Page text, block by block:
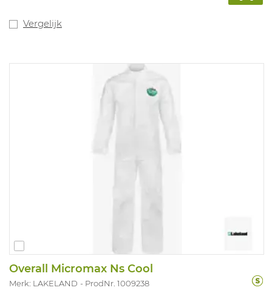
Vergelijk
Overall Micromax Ns Cool
Merk: LAKELAND ProdNr. 1009238